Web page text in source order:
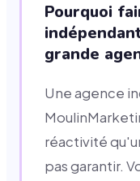
Pourquoi
grande
Une agence
réactivité
pas garantir.